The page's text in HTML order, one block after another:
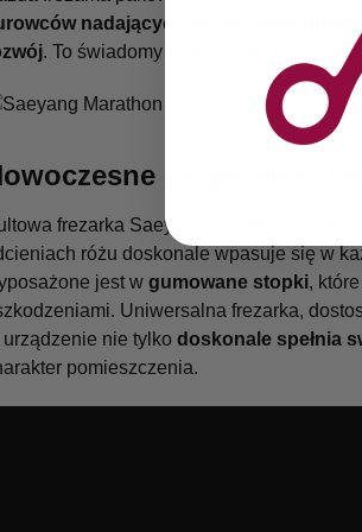
nadających się do recyklingu
. To świadomy wybór, który pozwala
urządzenie,
frezarka Saeyang Marathon 3
różu doskonale wpasuje się w
jest w gumowane stopki,
Uniwersalna frezarka,
urządzenie nie tylko doskonale spełnia
pomieszczenia.